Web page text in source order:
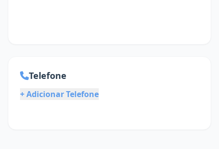
Telefone
+ Adicionar Telefone